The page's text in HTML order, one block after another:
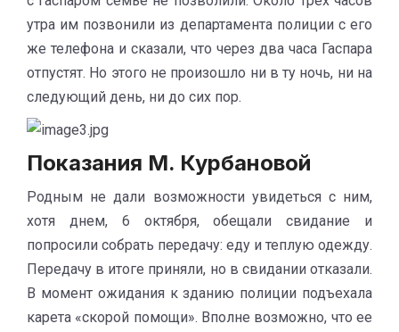
утра им позвонили из департамента полиции с его
же телефона и сказали, что через два часа Гаспара
отпустят. Но этого не произошло ни в ту ночь, ни на
следующий день, ни до сих пор.
Показания М. Курбановой
Родным не дали возможности увидеться с ним,
хотя днем, 6 октября, обещали свидание и
попросили собрать передачу: еду и теплую одежду.
Передачу в итоге приняли, но в свидании отказали.
В момент ожидания к зданию полиции подъехала
карета «скорой помощи». Вполне возможно, что ее